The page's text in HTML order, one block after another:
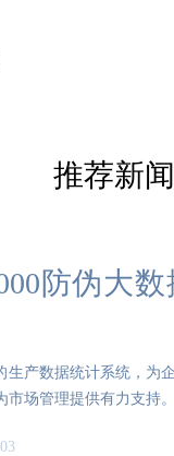
推荐新闻
防伪大
生产数据统计系统，为
市场管理提供有力支持